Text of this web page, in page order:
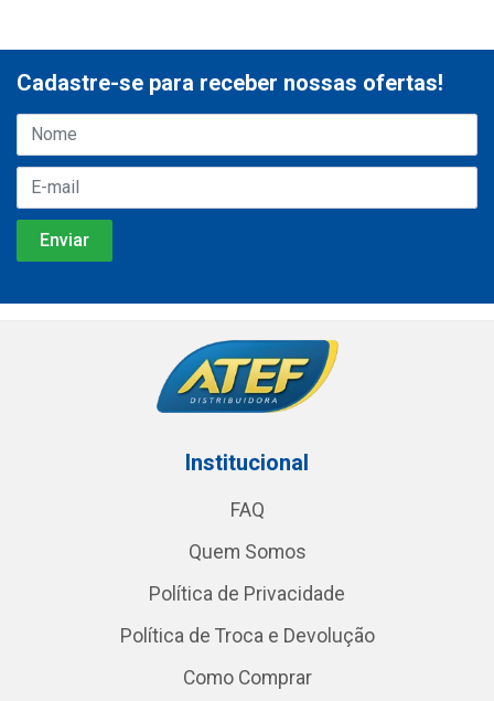
Cadastre-se para receber nossas ofertas!
Institucional
FAQ
Quem Somos
Política de Privacidade
Política de Troca e Devolução
Como Comprar